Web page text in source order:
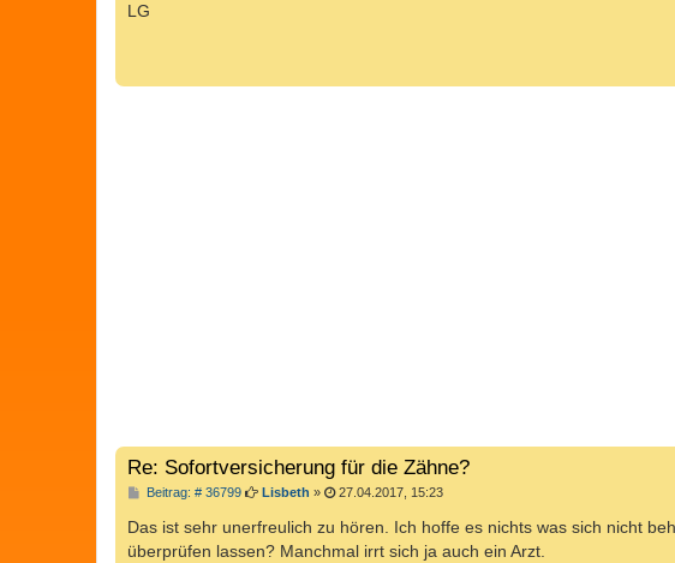
LG
Re: Sofortversicherung für die Zähne?
Beitrag: # 36799B
i
r
Lisbeth » 27.04.2017, 15:23
Das ist sehr unerfreulich zu hören. Ich hoffe es nichts was sich nicht
überprüfen lassen? Manchmal irrt sich ja auch ein Arzt.